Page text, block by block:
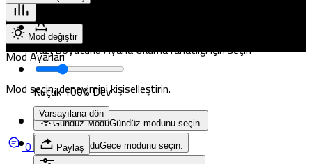
Mod değiştir
Mod Ayarları
Mod seçin, deneyimini kişiselleştirin.
Gündüz ModuGündüz modunu seçin.
Gece ModuGece modunu seçin.
Yazı Boyutunu AyarlaOkuma rahatlığı için seçin
Küçük100%Dev
Varsayılana dön
0 Paylaş